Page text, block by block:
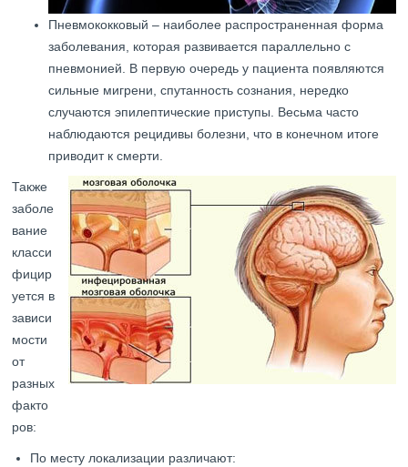
Пневмококковый – наиболее распространенная форма
заболевания, которая развивается параллельно с
пневмонией. В первую очередь у пациента появляются
сильные мигрени, спутанность сознания, нередко
случаются эпилептические приступы. Весьма часто
наблюдаются рецидивы болезни, что в конечном итоге
приводит к смерти.
Также
заболе
вание
класси
фицир
уется в
зависи
мости
от
разных
факто
ров:
По месту локализации различают: